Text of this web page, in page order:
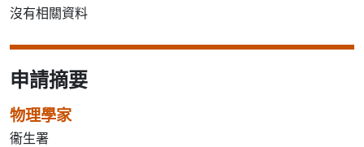
沒有相關資料
申請摘要
物理學家
衞生署